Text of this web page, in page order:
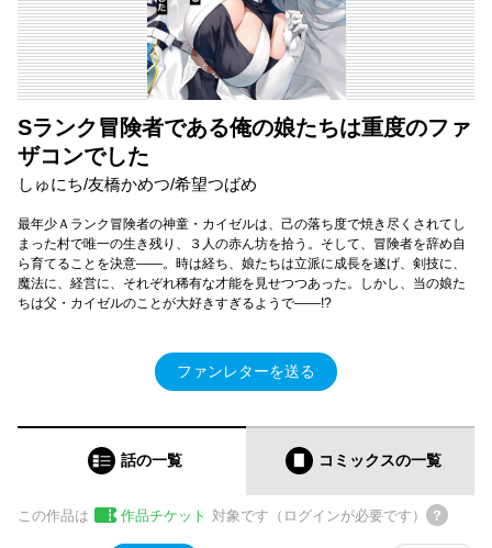
Sランク冒険者である俺の娘たちは重度のファ
ザコンでした
しゅにち/友橋かめつ/希望つばめ
最年少Ａランク冒険者の神童・カイゼルは、己の落ち度で焼き尽くされてし
まった村で唯一の生き残り、３人の赤ん坊を拾う。そして、冒険者を辞め自
ら育てることを決意――。時は経ち、娘たちは立派に成長を遂げ、剣技に、
魔法に、経営に、それぞれ稀有な才能を見せつつあった。しかし、当の娘た
ちは父・カイゼルのことが大好きすぎるようで――!?
ファンレターを送る
話の一覧 コミックスの一覧
この作品は 作品チケット 対象です（ログインが必要です）